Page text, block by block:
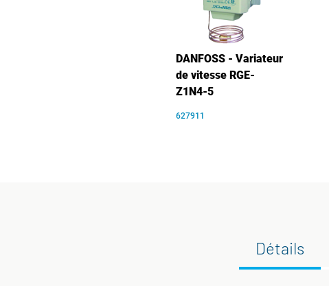
DANFOSS - Variateur
de vitesse RGE-
Z1N4-5
627911
Détails